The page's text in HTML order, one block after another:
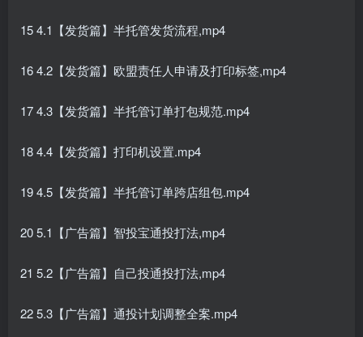
15 4.1【发货篇】半托管发货流程,mp4
16 4.2【发货篇】欧盟责任人申请及打印标签,mp4
17 4.3【发货篇】半托管订单打包规范.mp4
18 4.4【发货篇】打印机设置.mp4
19 4.5【发货篇】半托管订单跨店组包.mp4
20 5.1【广告篇】智投宝通投打法,mp4
21 5.2【广告篇】自己投通投打法,mp4
22 5.3【广告篇】通投计划调整全案.mp4